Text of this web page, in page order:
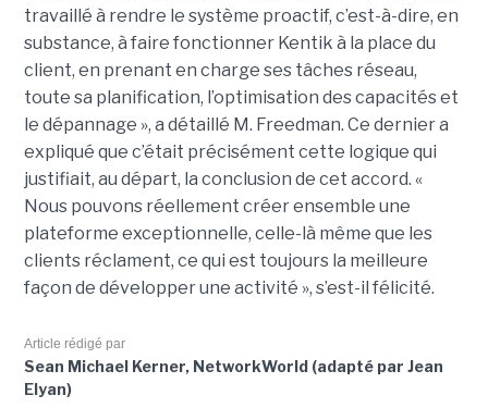
travaillé à rendre le système proactif, c’est-à-dire, en
substance, à faire fonctionner Kentik à la place du
client, en prenant en charge ses tâches réseau,
toute sa planification, l’optimisation des capacités et
le dépannage », a détaillé M. Freedman. Ce dernier a
expliqué que c’était précisément cette logique qui
justifiait, au départ, la conclusion de cet accord. «
Nous pouvons réellement créer ensemble une
plateforme exceptionnelle, celle-là même que les
clients réclament, ce qui est toujours la meilleure
façon de développer une activité », s’est-il félicité.
Article rédigé par
Sean Michael Kerner, NetworkWorld (adapté par Jean
Elyan)